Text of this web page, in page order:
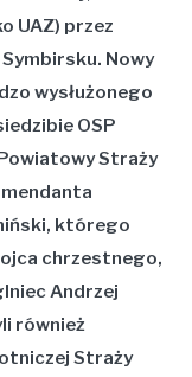
UAZ) przez
Nowy
wysłużonego
OSP
Straży
, którego
chrzestnego,
Andrzej
również
Straży